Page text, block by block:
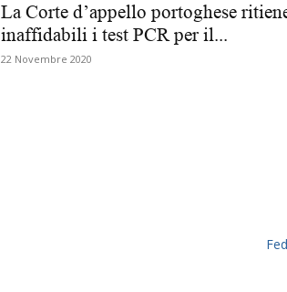
La Corte d’appello portoghese
inaffidabili i test PCR per il...
22 Novembre 2020